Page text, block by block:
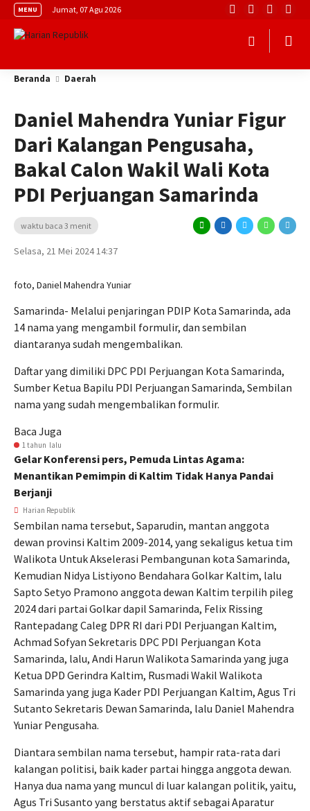
MENU Jumat, 07 Agu 2026
Beranda Daerah
Daniel Mahendra Yuniar Figur
Dari Kalangan Pengusaha,
Bakal Calon Wakil Wali Kota
PDI Perjuangan Samarinda
waktu baca 3 menit
Selasa, 21 Mei 2024 14:37
foto, Daniel Mahendra Yuniar
Samarinda- Melalui penjaringan PDIP Kota Samarinda, ada
14 nama yang mengambil formulir, dan sembilan
diantaranya sudah mengembalikan.
Daftar yang dimiliki DPC PDI Perjuangan Kota Samarinda,
Sumber Ketua Bapilu PDI Perjuangan Samarinda, Sembilan
nama yang sudah mengembalikan formulir.
Baca Juga
1 tahun lalu
Gelar Konferensi pers, Pemuda Lintas Agama:
Menantikan Pemimpin di Kaltim Tidak Hanya Pandai
Berjanji
Harian Republik
Sembilan nama tersebut, Saparudin, mantan anggota
dewan provinsi Kaltim 2009-2014, yang sekaligus ketua tim
Walikota Untuk Akselerasi Pembangunan kota Samarinda,
Kemudian Nidya Listiyono Bendahara Golkar Kaltim, lalu
Sapto Setyo Pramono anggota dewan Kaltim terpilih pileg
2024 dari partai Golkar dapil Samarinda, Felix Rissing
Rantepadang Caleg DPR RI dari PDI Perjuangan Kaltim,
Achmad Sofyan Sekretaris DPC PDI Perjuangan Kota
Samarinda, lalu, Andi Harun Walikota Samarinda yang juga
Ketua DPD Gerindra Kaltim, Rusmadi Wakil Walikota
Samarinda yang juga Kader PDI Perjuangan Kaltim, Agus Tri
Sutanto Sekretaris Dewan Samarinda, lalu Daniel Mahendra
Yuniar Pengusaha.
Diantara sembilan nama tersebut, hampir rata-rata dari
kalangan politisi, baik kader partai hingga anggota dewan.
Hanya dua nama yang muncul di luar kalangan politik, yaitu,
Agus Tri Susanto yang berstatus aktif sebagai Aparatur